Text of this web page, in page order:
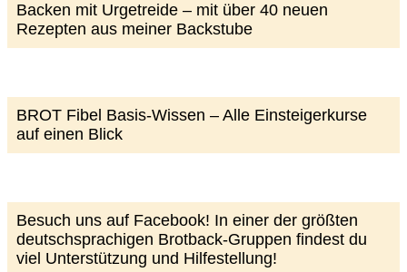
Backen mit Urgetreide – mit über 40 neuen
Rezepten aus meiner Backstube
BROT Fibel Basis-Wissen – Alle Einsteigerkurse
auf einen Blick
Besuch uns auf Facebook! In einer der größten
deutschsprachigen Brotback-Gruppen findest du
viel Unterstützung und Hilfestellung!